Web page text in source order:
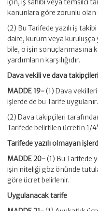
için, iş sahibi veya temsilci
kanunlara göre zorunlu olan
(2) Bu Tarifede yazılı iş
daire, kurum veya kuruluşça
bile, o işin sonuçlanmasına
yardımların karşılığıdır.
Dava vekili ve dava
MADDE 19-(1) Dava
işlerde de bu Tarife uygulanır.
(2) Dava takipçileri
Tarifede belirtilen ücretin 1/
Tarifede yazılı olmayan
MADDE 20-(1) Bu Tarifede
işin niteliği göz önünde
göre ücret belirlenir.
Uygulanacak tarife